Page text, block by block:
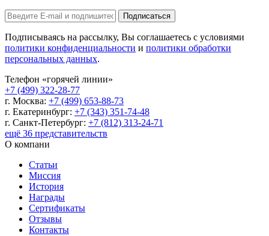
Подписаться
Подписываясь на рассылку, Вы соглашаетесь с условиями
политики конфиденциальности и политики обработки
персональных данных.
Телефон «горячей линии»
+7 (499) 322-28-77
г. Москва: +7 (499) 653-88-73
г. Екатеринбург: +7 (343) 351-74-48
г. Санкт-Петербург: +7 (812) 313-24-71
ещё 36 представительств
О компани
Статьи
Миссия
История
Награды
Сертификаты
Отзывы
Контакты